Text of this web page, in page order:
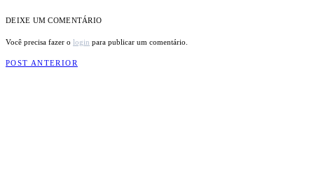
DEIXE UM COMENTÁRIO
Você precisa fazer o login para publicar um comentário.
POST ANTERIOR